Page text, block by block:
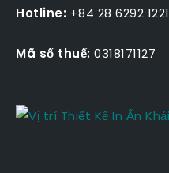
Hotline: +84 28 6292 1221
Mã số thuế: 0318171127